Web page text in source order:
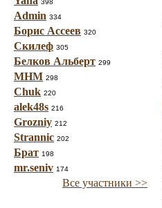
398
Admin 334
Борис Ассеев 320
Скилеф 305
Белков Альберт 299
МНМ 298
Chuk 220
alek48s 216
Grozniy 212
Strannic 202
Брат 198
mr.seniv 174
Все участники >>